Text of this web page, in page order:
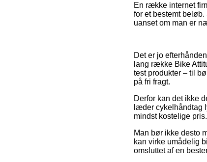
En række internet
for et bestemt
uanset om man er
Det er jo
lang række Bike
test produkter – til
på fri fragt.
Derfor kan det ikke
læder cykelhåndtag
mindst kostelige pris.
Man bør ikke desto
kan virke umådelig
omsluttet af en